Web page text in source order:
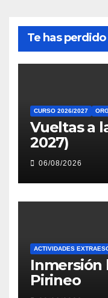
Te has perdido
CURSO 2026/2027
Vueltas a
2027)
06/08/2026
ACTIVIDADES
Inmersión
Pirineo